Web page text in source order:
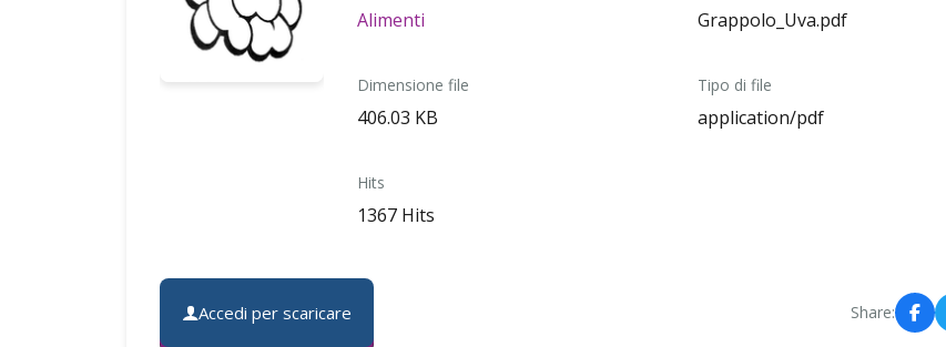
Alimenti Grappolo_Uva.pdf
Dimensione file
406.03 KB
Tipo di file
application/pdf
Hits
1367 Hits
Accedi per scaricare Share: